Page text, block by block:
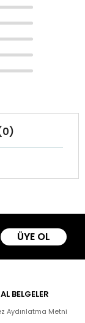
ÜYE OL
BELGELER
Aydınlatma Metni